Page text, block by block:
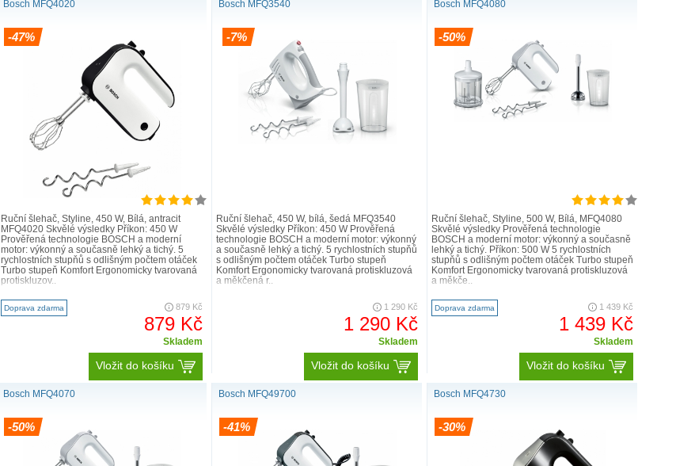
Bosch MFQ4020
-47%
Ruční šlehač, Styline, 450 W, Bílá, antracit
MFQ4020 Skvělé výsledky Příkon: 450 W
Prověřená technologie BOSCH a moderní
motor: výkonný a současně lehký a tichý. 5
rychlostních stupňů s odlišným počtem otáček
Turbo stupeň Komfort Ergonomicky tvarovaná
protiskluzov..
Doprava zdarma 879 Kč
879 Kč
Skladem
Vložit do košíku
Bosch MFQ3540
-7%
Ruční šlehač, 450 W, bílá, šedá MFQ3540
Skvělé výsledky Příkon: 450 W Prověřená
technologie BOSCH a moderní motor: výkonný
a současně lehký a tichý. 5 rychlostních stupňů
s odlišným počtem otáček Turbo stupeň
Komfort Ergonomicky tvarovaná protiskluzová
a měkčená r..
1 290 Kč
1 290 Kč
Skladem
Vložit do košíku
Bosch MFQ4080
-50%
Ruční šlehač, Styline, 500 W, Bílá, MFQ4080
Skvělé výsledky Prověřená technologie
BOSCH a moderní motor: výkonný a současně
lehký a tichý. Příkon: 500 W 5 rychlostních
stupňů s odlišným počtem otáček Turbo stupeň
Komfort Ergonomicky tvarovaná protiskluzová
a měkče..
Doprava zdarma 1 439 Kč
1 439 Kč
Skladem
Vložit do košíku
Bosch MFQ4070
-50%
Bosch MFQ49700
-41%
Bosch MFQ4730
-30%